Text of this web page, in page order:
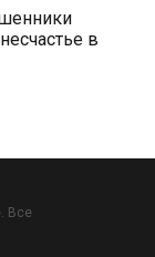
в
Все